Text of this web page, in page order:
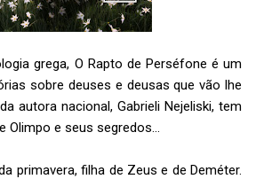
grega, O Rapto de Perséfone é um
sobre deuses e deusas que vão lhe
autora nacional, Gabrieli Nejeliski, tem
e seus segredos...
primavera, filha de Zeus e de Deméter.